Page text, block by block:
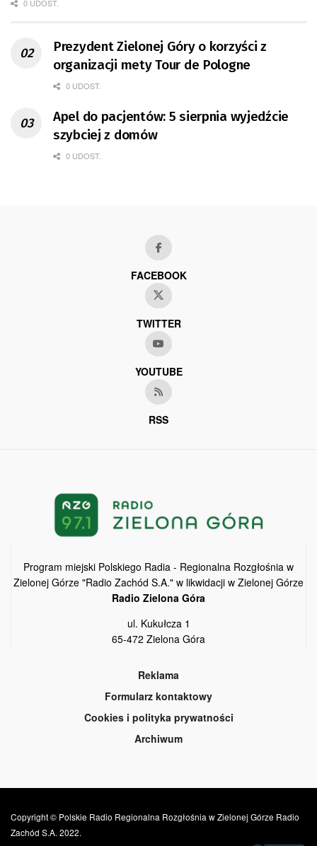
0 UDOST.
Prezydent Zielonej Góry o korzyści z
organizacji mety Tour de Pologne
0 UDOST.
Apel do pacjentów: 5 sierpnia wyjedźcie
szybciej z domów
0 UDOST.
FACEBOOK
TWITTER
YOUTUBE
RSS
Program miejski Polskiego Radia - Regionalna Rozgłośnia w
Zielonej Górze "Radio Zachód S.A." w likwidacji w Zielonej Górze
Radio Zielona Góra
ul. Kukułcza 1
65-472 Zielona Góra
Reklama
Formularz kontaktowy
Cookies i polityka prywatności
Archiwum
Copyright © Polskie Radio Regionalna Rozgłośnia w Zielonej Górze Radio
Zachód S.A. 2022.